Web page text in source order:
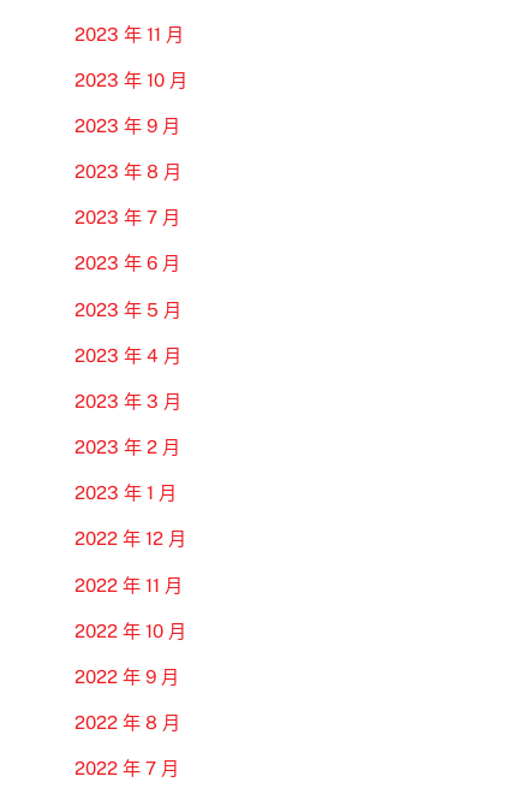
2023 年 11 月
2023 年 10 月
2023 年 9 月
2023 年 8 月
2023 年 7 月
2023 年 6 月
2023 年 5 月
2023 年 4 月
2023 年 3 月
2023 年 2 月
2023 年 1 月
2022 年 12 月
2022 年 11 月
2022 年 10 月
2022 年 9 月
2022 年 8 月
2022 年 7 月